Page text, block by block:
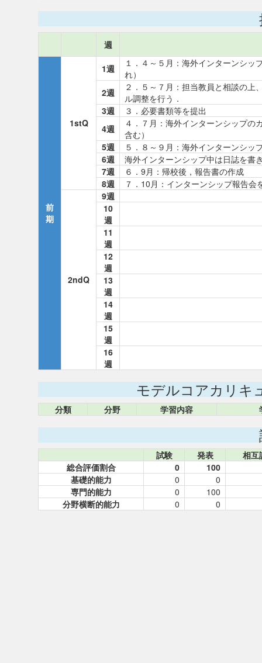
週
前
期
1stQ
1週
１．４～５月：海外インターンシッ
れ）
2週
２．５～７月：担当教員と相談の上
ル調整を行う．
3週
３．必要書類等を提出
4週
４．７月：海外インターンシップの
含む）
5週
５．８～９月：海外インターンシッ
6週
海外インターンシップ中は日誌を書
7週
６．9月：帰校後，報告書の作成
8週
７．10月：インターンシップ報告会
2ndQ
9週
10
週
11
週
12
週
13
週
14
週
15
週
16
週
モデルコアカリキ
分類 分野 学習内容
試験 発表
相互
総合評価割合
0
100
基礎的能力
0
0
専門的能力
0
100
分野横断的能力
0 0